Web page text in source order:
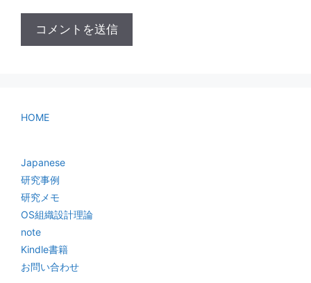
HOME
Japanese
研究事例
研究メモ
OS組織設計理論
note
Kindle書籍
お問い合わせ